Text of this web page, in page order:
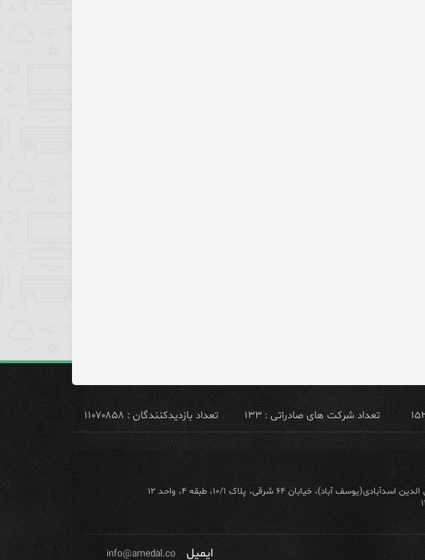
تعداد شرکت های صادراتی : ۱۳۳ تعداد بازدیدکنندگان : ۱۱۰۷۰۸۵۸
آباد)، خیابان ۶۴ شرقی، پلاک ۱۰/۱، طبقه ۴، واحد ۱۲
ایمیل info@amedal.co